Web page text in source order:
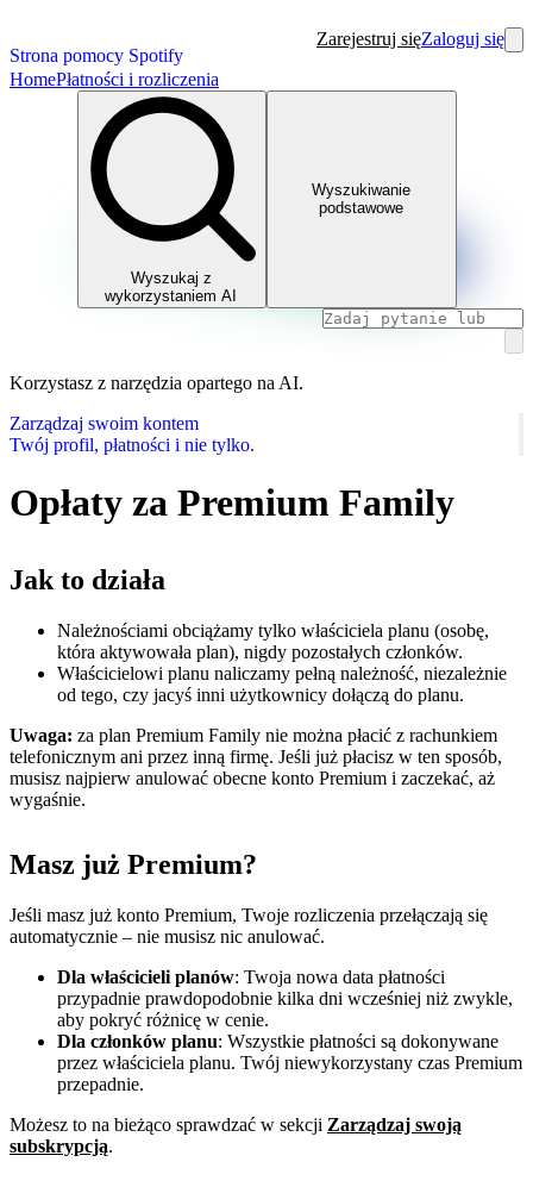
Strona pomocy Spotify
Zarejestruj sięZaloguj się
HomePłatności i rozliczenia
Wyszukaj z
wykorzystaniem AI
Wyszukiwanie
podstawowe
Korzystasz z narzędzia opartego na AI.
Zarządzaj swoim kontem
Twój profil, płatności i nie tylko.
Opłaty za Premium Family
Jak to działa
Należnościami obciążamy tylko właściciela planu (osobę,
która aktywowała plan), nigdy pozostałych członków.
Właścicielowi planu naliczamy pełną należność, niezależnie
od tego, czy jacyś inni użytkownicy dołączą do planu.
Uwaga: za plan Premium Family nie można płacić z rachunkiem
telefonicznym ani przez inną firmę. Jeśli już płacisz w ten sposób,
musisz najpierw anulować obecne konto Premium i zaczekać, aż
wygaśnie.
Masz już Premium?
Jeśli masz już konto Premium, Twoje rozliczenia przełączają się
automatycznie – nie musisz nic anulować.
Dla właścicieli planów: Twoja nowa data płatności
przypadnie prawdopodobnie kilka dni wcześniej niż zwykle,
aby pokryć różnicę w cenie.
Dla członków planu: Wszystkie płatności są dokonywane
przez właściciela planu. Twój niewykorzystany czas Premium
przepadnie.
Możesz to na bieżąco sprawdzać w sekcji Zarządzaj swoją
subskrypcją.